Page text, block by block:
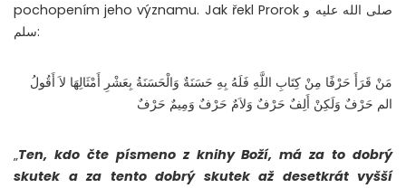
pochopením jeho významu. Jak řekl Prorok صلى الله عليه و
سلم:
مَنْ قَرَأَ حَرْفًا مِنْ كِتَابِ اللَّهِ فَلَهُ بِهِ حَسَنَةٌ وَالْحَسَنَةُ بِعَشْرِ أَمْثَالِهَا لاَ أَقُولُ
الم حَرْفٌ وَلَكِنْ أَلِفٌ حَرْفٌ وَلاَمٌ حَرْفٌ وَمِيمٌ حَرْفٌ
„Ten, kdo čte písmeno z knihy Boží, má za to dobrý
skutek a za tento dobrý skutek až desetkrát vyšší